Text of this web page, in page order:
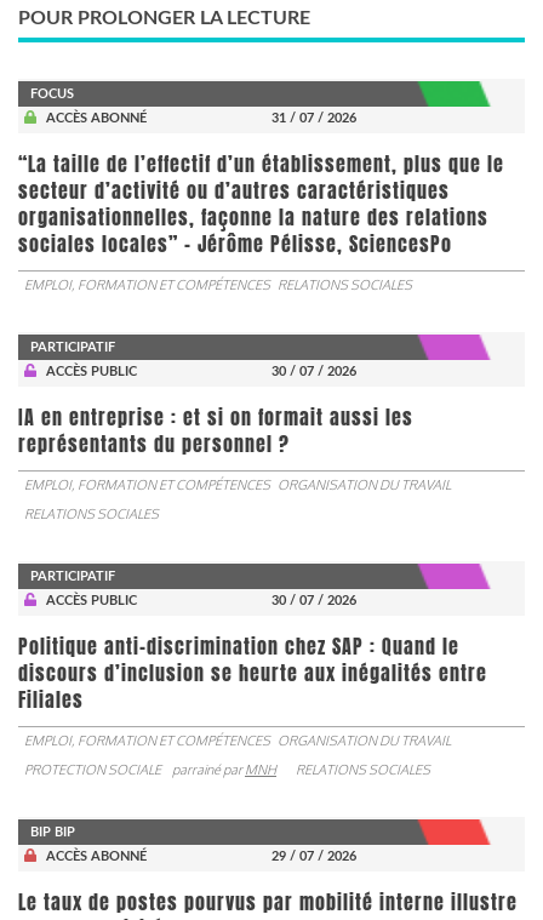
POUR PROLONGER LA LECTURE
FOCUS
ACCÈS ABONNÉ
31 / 07 / 2026
“La taille de l’effectif d’un établissement, plus que le
secteur d’activité ou d’autres caractéristiques
organisationnelles, façonne la nature des relations
sociales locales” - Jérôme Pélisse, SciencesPo
EMPLOI, FORMATION ET COMPÉTENCES RELATIONS SOCIALES
PARTICIPATIF
ACCÈS PUBLIC
30 / 07 / 2026
IA en entreprise : et si on formait aussi les
représentants du personnel ?
EMPLOI, FORMATION ET COMPÉTENCES ORGANISATION DU TRAVAIL
RELATIONS SOCIALES
PARTICIPATIF
ACCÈS PUBLIC
30 / 07 / 2026
Politique anti-discrimination chez SAP : Quand le
discours d’inclusion se heurte aux inégalités entre
Filiales
EMPLOI, FORMATION ET COMPÉTENCES ORGANISATION DU TRAVAIL
PROTECTION SOCIALE
parrainé parMNH RELATIONS SOCIALES
BIP BIP
ACCÈS ABONNÉ
29 / 07 / 2026
Le taux de postes pourvus par mobilité interne illustre